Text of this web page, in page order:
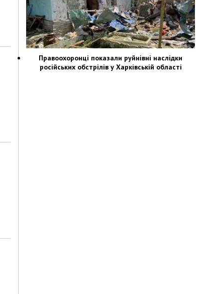
Правоохоронці показали руйнівні наслідки
російських обстрілів у Харківській області